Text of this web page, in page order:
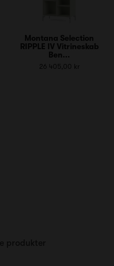
Montana Selection
RIPPLE IV Vitrineskab
Ben...
26 405,00 kr